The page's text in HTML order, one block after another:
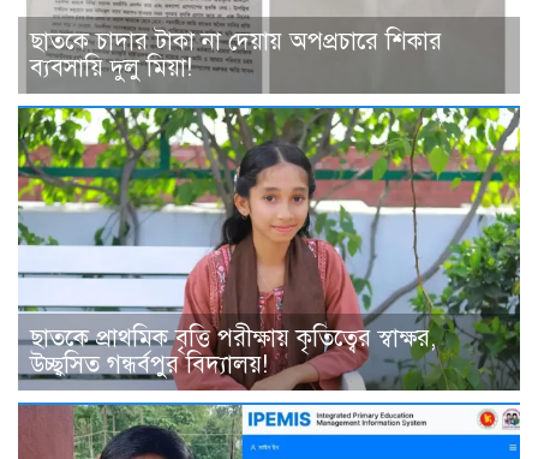
ছাত‌কে চাদার টাকা না দেয়ায় অপপ্রচারে শিকার
ব‌্যবসা‌য়ি দুলু‌ মিয়া!
ছাতকে প্রাথমিক বৃত্তি পরীক্ষায় কৃতিত্বের স্বাক্ষর,
উচ্ছ্বসিত গন্ধর্বপুর বিদ্যালয়!